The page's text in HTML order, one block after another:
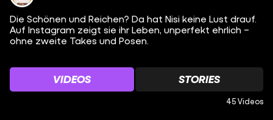
Die Schönen und Reichen? Da hat Nisi keine Lust drauf.
Auf Instagram zeigt sie ihr Leben, unperfekt ehrlich –
ohne zweite Takes und Posen.
VIDEOS STORIES
45 Videos